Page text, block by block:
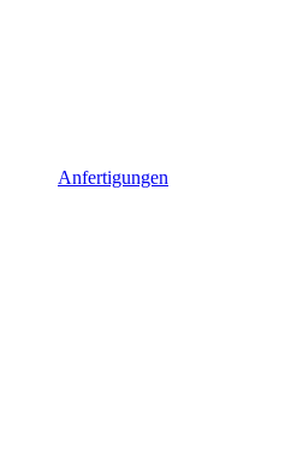
Anfertigungen